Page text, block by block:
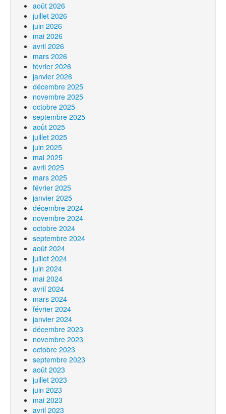
août 2026
juillet 2026
juin 2026
mai 2026
avril 2026
mars 2026
février 2026
janvier 2026
décembre 2025
novembre 2025
octobre 2025
septembre 2025
août 2025
juillet 2025
juin 2025
mai 2025
avril 2025
mars 2025
février 2025
janvier 2025
décembre 2024
novembre 2024
octobre 2024
septembre 2024
août 2024
juillet 2024
juin 2024
mai 2024
avril 2024
mars 2024
février 2024
janvier 2024
décembre 2023
novembre 2023
octobre 2023
septembre 2023
août 2023
juillet 2023
juin 2023
mai 2023
avril 2023